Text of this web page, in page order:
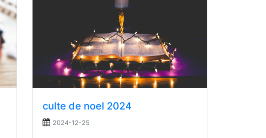
culte de noel 2024
2024-12-25